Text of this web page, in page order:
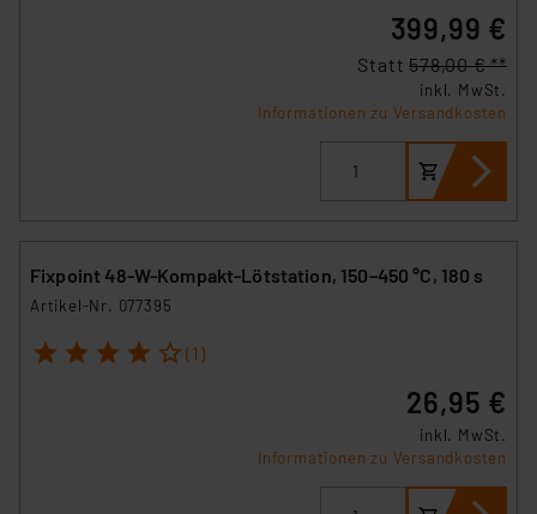
399,99 €
Statt578,00 € **
inkl. MwSt.
Informationen zu Versandkosten
Fixpoint 48-W-Kompakt-Lötstation, 150–450 °C, 180 s
Artikel-Nr. 077395
1 2 3 4 5 (1)
26,95 €
inkl. MwSt.
Informationen zu Versandkosten